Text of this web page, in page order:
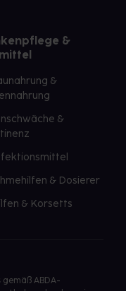
&
&
&
& Dosierer
& Korsetts
ABDA-